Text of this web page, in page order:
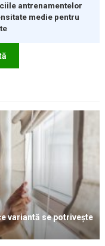
antrenamentelor
medie pentru
variantă se potrivește